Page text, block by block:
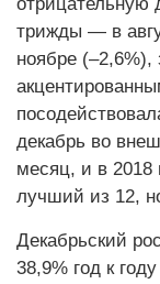
трижды — в
ноябре (–2,6%),
декабрь во
месяц, и в 2018
лучший из 12,
Декабрьский
38,9% год к